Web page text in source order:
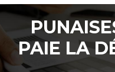
PAIE LA